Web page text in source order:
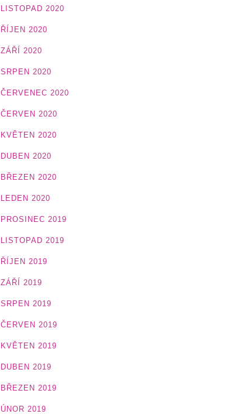
LISTOPAD 2020
ŘÍJEN 2020
ZÁŘÍ 2020
SRPEN 2020
ČERVENEC 2020
ČERVEN 2020
KVĚTEN 2020
DUBEN 2020
BŘEZEN 2020
LEDEN 2020
PROSINEC 2019
LISTOPAD 2019
ŘÍJEN 2019
ZÁŘÍ 2019
SRPEN 2019
ČERVEN 2019
KVĚTEN 2019
DUBEN 2019
BŘEZEN 2019
ÚNOR 2019